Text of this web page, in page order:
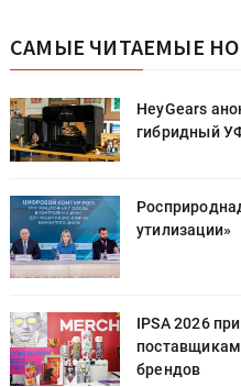
САМЫЕ ЧИТАЕМЫЕ
HeyGears
гибридный
утилизации»
IPSA 2026
брендов